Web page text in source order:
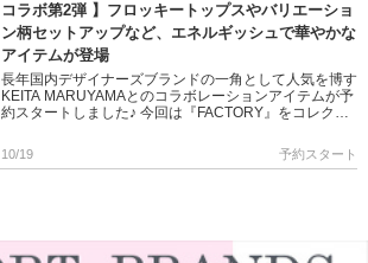
コラボ第2弾 】フロッキートップスやバリエーショ
ン柄セットアップなど、エネルギッシュで華やかな
アイテムが登場
長年国内デザイナーズブランドの一角として人気を博す
KEITA MARUYAMAとのコラボレーションアイテムが予
約スタートしました♪ 今回は『FACTORY』をコレクシ
[…]
10/19 予約スタート